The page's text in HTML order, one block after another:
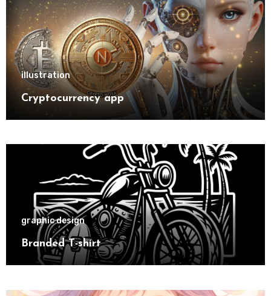
illustration
Cryptocurrency app
graphic design
Branded T-shirt